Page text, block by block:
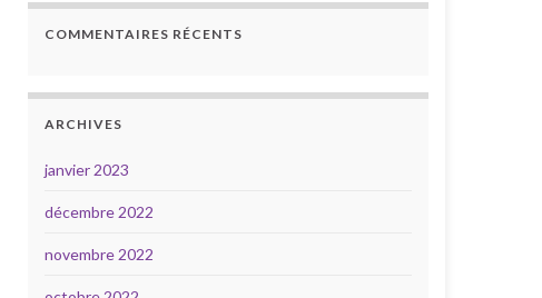
COMMENTAIRES RÉCENTS
ARCHIVES
janvier 2023
décembre 2022
novembre 2022